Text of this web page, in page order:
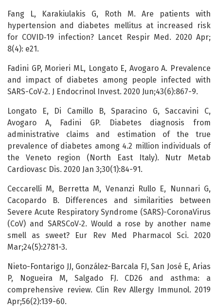
Fang L, Karakiulakis G, Roth M. Are patients with
hypertension and diabetes mellitus at increased risk
for COVID‑19 infection? Lancet Respir Med. 2020 Apr;
8(4): e21.
Fadini GP, Morieri ML, Longato E, Avogaro A. Prevalence
and impact of diabetes among people infected with
SARS-CoV‑2. J Endocrinol Invest. 2020 Jun;43(6):867-9.
Longato E, Di Camillo B, Sparacino G, Saccavini C,
Avogaro A, Fadini GP. Diabetes diagnosis from
administrative claims and estimation of the true
prevalence of diabetes among 4.2 million individuals of
the Veneto region (North East Italy). Nutr Metab
Cardiovasc Dis. 2020 Jan 3;30(1):84-91.
Ceccarelli M, Berretta M, Venanzi Rullo E, Nunnari G,
Cacopardo B. Differences and similarities between
Severe Acute Respiratory Syndrome (SARS)-CoronaVirus
(CoV) and SARSCoV‑2. Would a rose by another name
smell as sweet? Eur Rev Med Pharmacol Sci. 2020
Mar;24(5):2781-3.
Nieto-Fontarigo JJ, González-Barcala FJ, San José E, Arias
P, Nogueira M, Salgado FJ. CD26 and asthma: a
comprehensive review. Clin Rev Allergy Immunol. 2019
Apr;56(2):139-60.